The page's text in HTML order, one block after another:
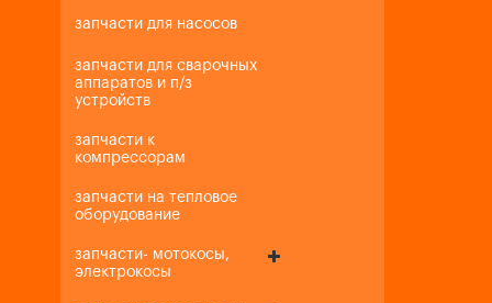
запчасти для насосов
запчасти для сварочных
аппаратов и п/з
устройств
запчасти к
компрессорам
запчасти на тепловое
оборудование
запчасти- мотокосы,
электрокосы